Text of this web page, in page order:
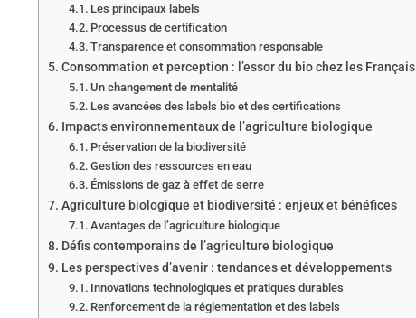
Les principaux labels
Processus de certification
Transparence et consommation responsable
Consommation et perception : l’essor du bio chez les Français
Un changement de mentalité
Les avancées des labels bio et des certifications
Impacts environnementaux de l’agriculture biologique
Préservation de la biodiversité
Gestion des ressources en eau
Émissions de gaz à effet de serre
Agriculture biologique et biodiversité : enjeux et bénéfices
Avantages de l’agriculture biologique
Défis contemporains de l’agriculture biologique
Les perspectives d’avenir : tendances et développements
Innovations technologiques et pratiques durables
Renforcement de la réglementation et des labels